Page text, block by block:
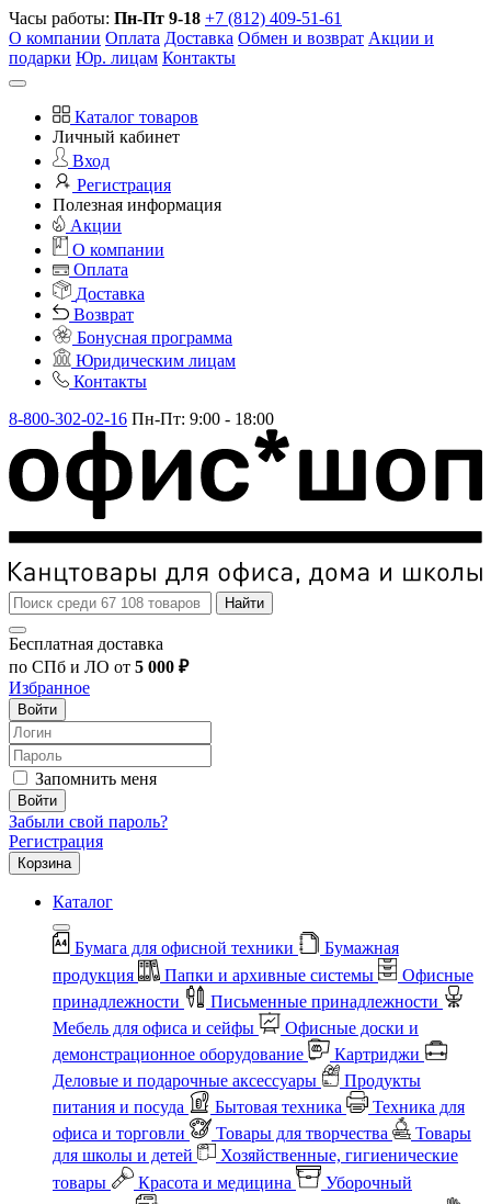
Часы работы: Пн-Пт 9-18 +7 (812) 409-51-61
О компании Оплата Доставка Обмен и возврат Акции и
подарки Юр. лицам Контакты
Каталог товаров
Личный кабинет
Вход
Регистрация
Полезная информация
Акции
О компании
Оплата
Доставка
Возврат
Бонусная программа
Юридическим лицам
Контакты
8-800-302-02-16 Пн-Пт: 9:00 - 18:00
Найти
Бесплатная доставка
по СПб и ЛО от 5 000 ₽
Избранное
Войти
Запомнить меня
Войти
Забыли свой пароль?
Регистрация
Корзина
Каталог
Бумага для офисной техники
Бумажная
продукция
Папки и архивные системы
Офисные
принадлежности
Письменные принадлежности
Мебель для офиса и сейфы
Офисные доски и
демонстрационное оборудование
Картриджи
Деловые и подарочные аксессуары
Продукты
питания и посуда
Бытовая техника
Техника для
офиса и торговли
Товары для творчества
Товары
для школы и детей
Хозяйственные, гигиенические
товары
Красота и медицина
Уборочный